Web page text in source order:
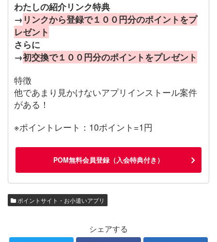
わたしの紹介リンク特典
→ リンクから登録で１００円分のポイントをプ
レゼント
さらに
→初交換で１００円分のポイントをプレゼント
特徴
他であまり見かけないアプリインストール案件
がある！
※ポイントレート：10ポイント=1円
POM無料会員登録（入会特典付き）
ポイントサイト・お小遣いアプリ
シェアする